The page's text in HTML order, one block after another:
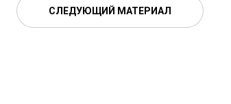
СЛЕДУЮЩИЙ МАТЕРИАЛ